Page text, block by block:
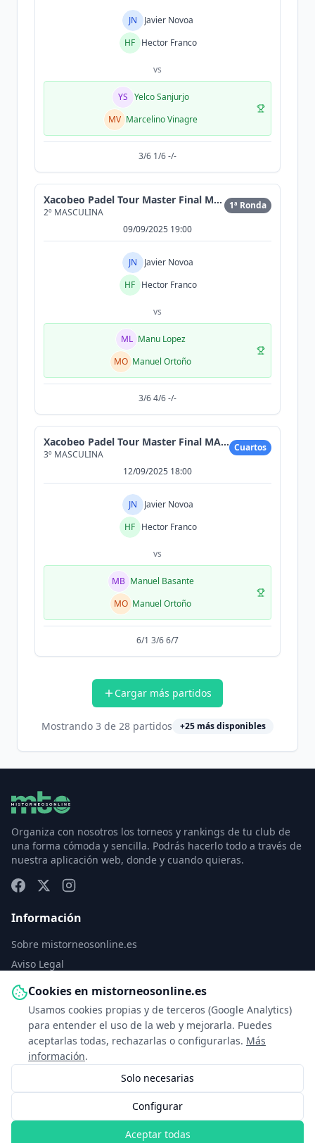
Cookies en mistorneosonline.es
Usamos cookies propias y de terceros (Google Analytics)
para entender el uso de la web y mejorarla. Puedes
aceptarlas todas, rechazarlas o configurarlas. Más
información.
Solo necesarias
Configurar
Aceptar todas
JN
Javier Novoa
HF Hector Franco
vs
YS Yelco Sanjurjo
MV Marcelino Vinagre
3/6 1/6 -/-
Xacobeo Padel Tour Master Final MAEX Pérez Varela
2º MASCULINA
1ª Ronda
09/09/2025 19:00
JN
Javier Novoa
HF Hector Franco
vs
ML Manu Lopez
MO Manuel Ortoño
3/6 4/6 -/-
Xacobeo Padel Tour Master Final MAEX Pérez Varela
3º MASCULINA
Cuartos
12/09/2025 18:00
JN
Javier Novoa
HF Hector Franco
vs
MB Manuel Basante
MO Manuel Ortoño
6/1 3/6 6/7
Cargar más partidos
Mostrando 3 de 28 partidos +25 más disponibles
Organiza con nosotros los torneos y rankings de tu club de
una forma cómoda y sencilla. Podrás hacerlo todo a través de
nuestra aplicación web, donde y cuando quieras.
Información
Sobre mistorneosonline.es
Aviso Legal
Política de Privacidad
Política de Cookies
Configurar cookies
Contacto
info@mistorneosonline.es
© 2026 Copyright: mistorneosonline.es